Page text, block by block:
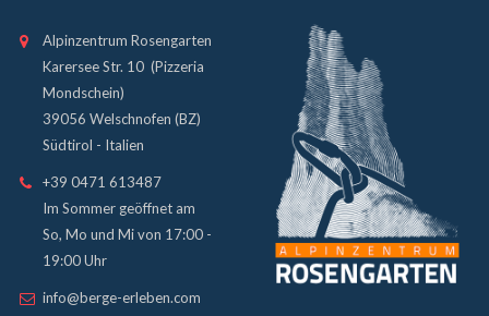
Alpinzentrum Rosengarten
Karersee Str. 10 (Pizzeria
Mondschein)
39056 Welschnofen (BZ)
Südtirol - Italien
+39 0471 613487
Im Sommer geöffnet am
So, Mo und Mi von 17:00 -
19:00 Uhr
info@berge-erleben.com